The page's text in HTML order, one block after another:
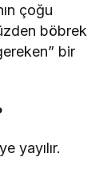
çoğu
böbrek
bir
yayılır.